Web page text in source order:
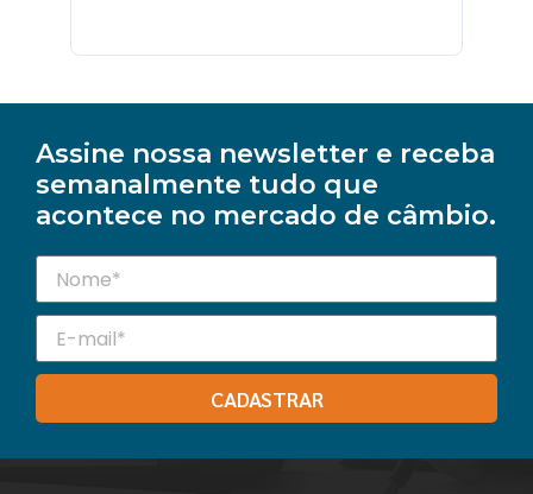
Assine nossa newsletter e receba
semanalmente tudo que
acontece no mercado de câmbio.
CADASTRAR